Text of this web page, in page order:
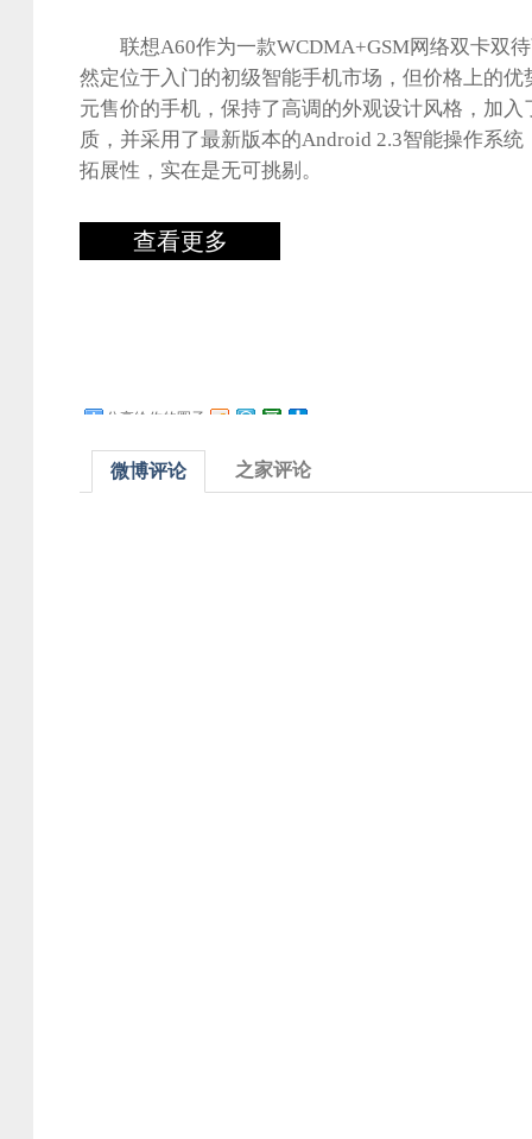
联想A60作为一款WCDMA+GSM网络双卡双待
然定位于入门的初级智能手机市场，但价格上的
元售价的手机，保持了高调的外观设计风格，加
质，并采用了最新版本的Android 2.3智能操作系
拓展性，实在是无可挑剔。
查看更多
分享给你的圈子
微博评论 之家评论